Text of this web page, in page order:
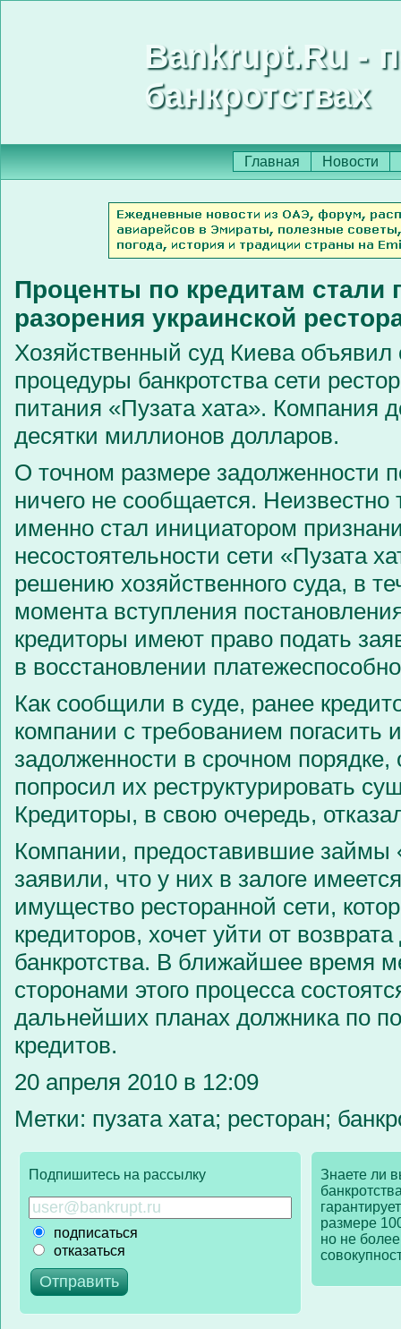
Bankrupt.Ru -
банкротствах
Главная Новости
Проценты по кредитам стали
разорения украинской
Хозяйственный суд Киева объявил
процедуры банкротства сети
питания «Пузата хата». Компания
десятки миллионов долларов.
О точном размере задолженности
ничего не сообщается. Неизвестно
именно стал инициатором
несостоятельности сети «Пузата
решению хозяйственного суда, в
момента вступления
кредиторы имеют право подать
в восстановлении
Как сообщили в суде, ранее
компании с требованием
задолженности в срочном
попросил их реструктурировать
Кредиторы, в свою очередь,
Компании, предоставившие займы
заявили, что у них в залоге
имущество ресторанной сети,
кредиторов, хочет уйти от
банкротства. В ближайшее время
сторонами этого процесса
дальнейших планах должника по
кредитов.
20 апреля 2010 в 12:09
Метки: пузата хата; ресторан;
Подпишитесь на рассылку
подписаться
отказаться
Знаете ли
размере
но не